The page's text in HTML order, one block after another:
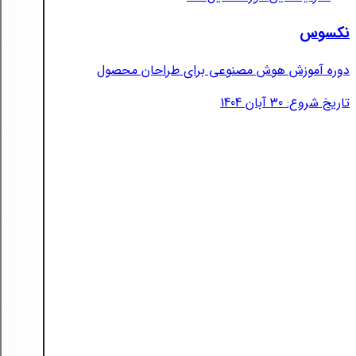
نکسوس
دوره آموزش هوش مصنوعی برای طراحان محصول
تاریخ شروع: 30 آبان 1404